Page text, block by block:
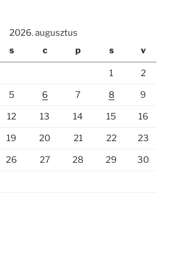
2026. augusztus
s c p s v
1 2
5 6 7 8 9
12 13 14 15 16
19 20 21 22 23
26 27 28 29 30